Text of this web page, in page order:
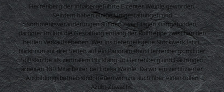
Herrenberg der inhabergeführte E center Weinle geworden.
Seitdem haben einige Umgestaltungen und
Sortimentsveränderungen auf den zwei Etagen stattgefunden,
darunter im Juni die Gestaltung entlang der Rolltreppe zwischen den
beiden Verkaufsebenen. Wer ins tiefergelegene Stockwerk fährt,
blickt nun auf drei Seiten auf ein Panoramafoto Herrenbergs mit der
Stiftskirche als zentralem Blickfang. In Herrenberg und Gärtringen
arbeiten 180 Mitarbeiter bei Edeka Weinle. Da wir ein zertifizierter
Ausbildungsbetrieb sind, freuen wir uns auch über einen tollen
Azubi-Zuwachs.